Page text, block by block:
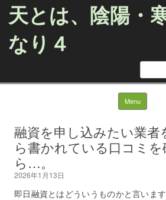
天とは、陰陽・
なり４
検
Menu Skip
融資を申し込みたい業者
ら書かれている口コミを
ら…。
2026年1月13日
即日融資とはどういうものかと言いま